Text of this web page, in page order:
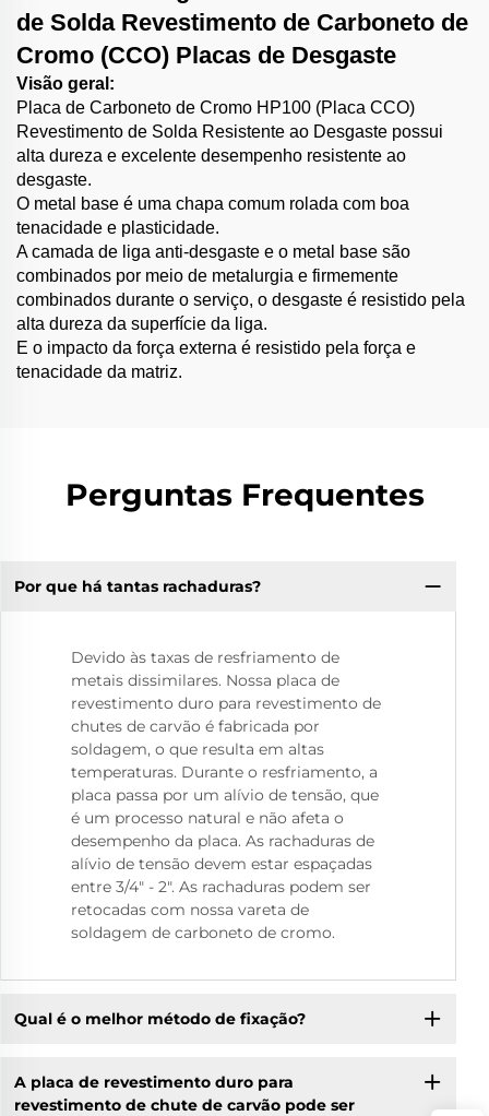
de Solda Revestimento de Carboneto de
Cromo (CCO) Placas de Desgaste
Visão geral:
Placa de Carboneto de Cromo HP100 (Placa CCO)
Revestimento de Solda Resistente ao Desgaste possui
alta dureza e excelente desempenho resistente ao
desgaste.
O metal base é uma chapa comum rolada com boa
tenacidade e plasticidade.
A camada de liga anti-desgaste e o metal base são
combinados por meio de metalurgia e firmemente
combinados durante o serviço, o desgaste é resistido pela
alta dureza da superfície da liga.
E o impacto da força externa é resistido pela força e
tenacidade da matriz.
Perguntas Frequentes
Por que há tantas rachaduras?
Devido às taxas de resfriamento de
metais dissimilares. Nossa placa de
revestimento duro para revestimento de
chutes de carvão é fabricada por
soldagem, o que resulta em altas
temperaturas. Durante o resfriamento, a
placa passa por um alívio de tensão, que
é um processo natural e não afeta o
desempenho da placa. As rachaduras de
alívio de tensão devem estar espaçadas
entre 3/4" - 2". As rachaduras podem ser
retocadas com nossa vareta de
soldagem de carboneto de cromo.
Qual é o melhor método de fixação?
A placa de revestimento duro para
revestimento de chute de carvão pode ser